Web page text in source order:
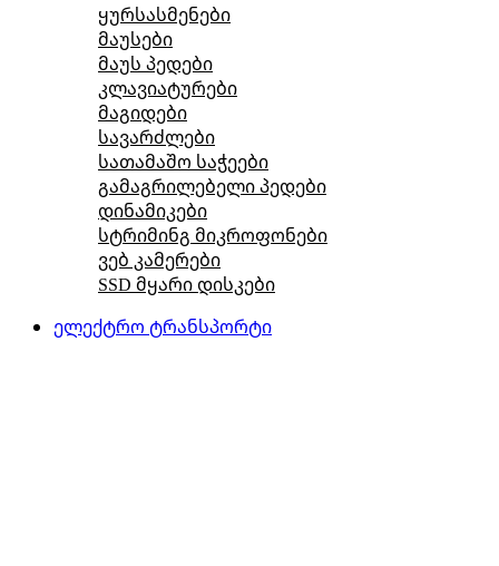
ყურსასმენები
მაუსები
მაუს პედები
კლავიატურები
მაგიდები
სავარძლები
სათამაშო საჭეები
გამაგრილებელი პედები
დინამიკები
სტრიმინგ მიკროფონები
ვებ კამერები
SSD მყარი დისკები
ელექტრო ტრანსპორტი